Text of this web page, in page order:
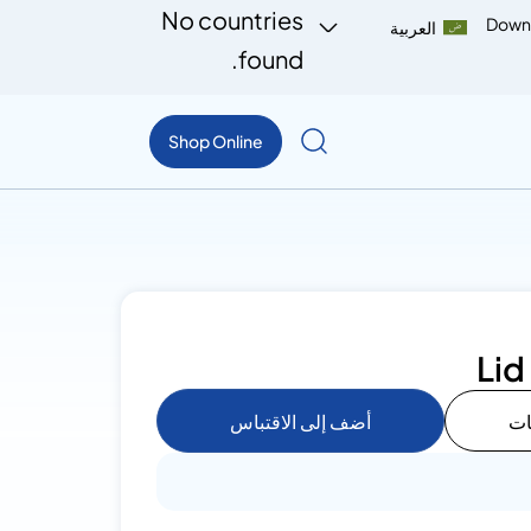
العربية
No countries
found.
Shop Online
أضف إلى الاقتباس